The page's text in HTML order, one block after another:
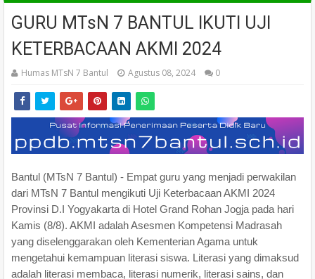
GURU MTsN 7 BANTUL IKUTI UJI
KETERBACAAN AKMI 2024
Humas MTsN 7 Bantul Agustus 08, 2024 0
Bantul (MTsN 7 Bantul) - Empat guru yang menjadi perwakilan
dari MTsN 7 Bantul mengikuti Uji Keterbacaan AKMI 2024
Provinsi D.I Yogyakarta di Hotel Grand Rohan Jogja pada hari
Kamis (8/8). AKMI adalah Asesmen Kompetensi Madrasah
yang diselenggarakan oleh Kementerian Agama untuk
mengetahui kemampuan literasi siswa. Literasi yang dimaksud
adalah literasi membaca, literasi numerik, literasi sains, dan